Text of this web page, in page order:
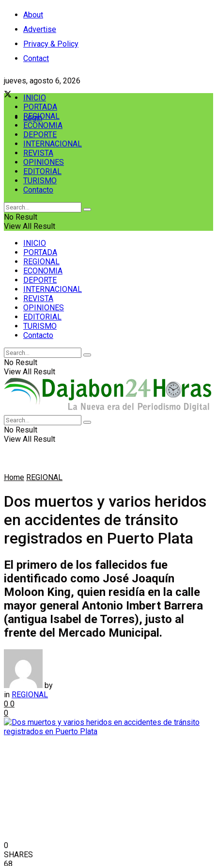
About
Advertise
Privacy & Policy
Contact
jueves, agosto 6, 2026
Login
INICIO
PORTADA
REGIONAL
ECONOMIA
DEPORTE
INTERNACIONAL
REVISTA
OPINIONES
EDITORIAL
TURISMO
Contacto
No Result
View All Result
INICIO
PORTADA
REGIONAL
ECONOMIA
DEPORTE
INTERNACIONAL
REVISTA
OPINIONES
EDITORIAL
TURISMO
Contacto
No Result
View All Result
No Result
View All Result
Home REGIONAL
Dos muertos y varios heridos
en accidentes de tránsito
registrados en Puerto Plata
El primero de los fallecidos fue
identificado como José Joaquín
Moloon King, quien residía en la calle
mayor general Antonio Imbert Barrera
(antigua Isabel de Torres), justo al
frente del Mercado Municipal.
by
in REGIONAL
0 0
0
0
SHARES
68